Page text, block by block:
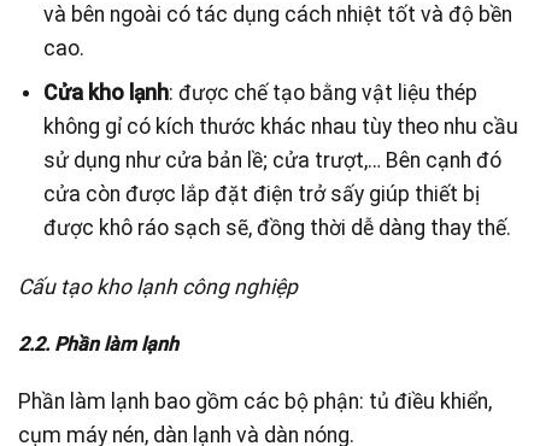
và bên ngoài có tác dụng cách nhiệt tốt và độ bền
cao.
Cửa kho lạnh: được chế tạo bằng vật liệu thép
không gỉ có kích thước khác nhau tùy theo nhu cầu
sử dụng như cửa bản lề; cửa trượt,… Bên cạnh đó
cửa còn được lắp đặt điện trở sấy giúp thiết bị
được khô ráo sạch sẽ, đồng thời dễ dàng thay thế.
Cấu tạo kho lạnh công nghiệp
2.2. Phần làm lạnh
Phần làm lạnh bao gồm các bộ phận: tủ điều khiển,
cụm máy nén, dàn lạnh và dàn nóng.